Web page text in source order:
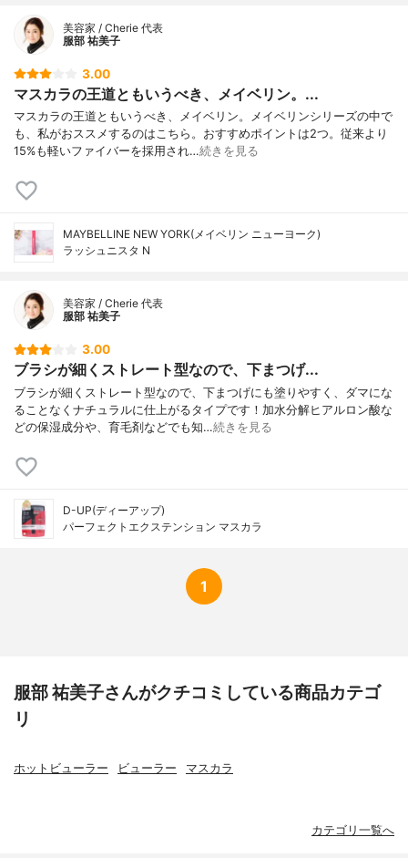
美容家 / Cherie 代表
服部 祐美子
3.00
マスカラの王道ともいうべき、メイベリン。...
マスカラの王道ともいうべき、メイベリン。メイベリンシリーズの中で
も、私がおススメするのはこちら。おすすめポイントは2つ。従来より
15%も軽いファイバーを採用され…続きを見る
MAYBELLINE NEW YORK(メイベリン ニューヨーク)
ラッシュニスタ N
美容家 / Cherie 代表
服部 祐美子
3.00
ブラシが細くストレート型なので、下まつげ...
ブラシが細くストレート型なので、下まつげにも塗りやすく、ダマにな
ることなくナチュラルに仕上がるタイプです！加水分解ヒアルロン酸な
どの保湿成分や、育毛剤などでも知…続きを見る
D-UP(ディーアップ)
パーフェクトエクステンション マスカラ
1
服部 祐美子さんがクチコミしている商品カテゴ
リ
ホットビューラー ビューラー マスカラ
カテゴリ一覧へ